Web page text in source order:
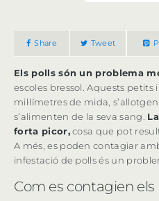
Share Tweet
Els polls són un problema
escoles bressol. Aquests petits
mil·límetres de mida,
s’alimenten de la seva sang.
forta picor,cosa que pot
A més, es poden contagiar
infestació de polls és un
Com es contagien els